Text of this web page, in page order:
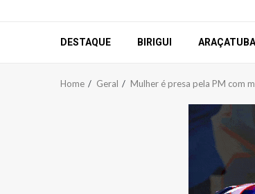
DESTAQUE BIRIGUI ARAÇATUBA
Home Geral Mulher é presa pela PM com